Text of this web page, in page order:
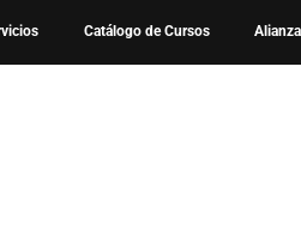
Catálogo de Cursos
Curso – Planificacion y